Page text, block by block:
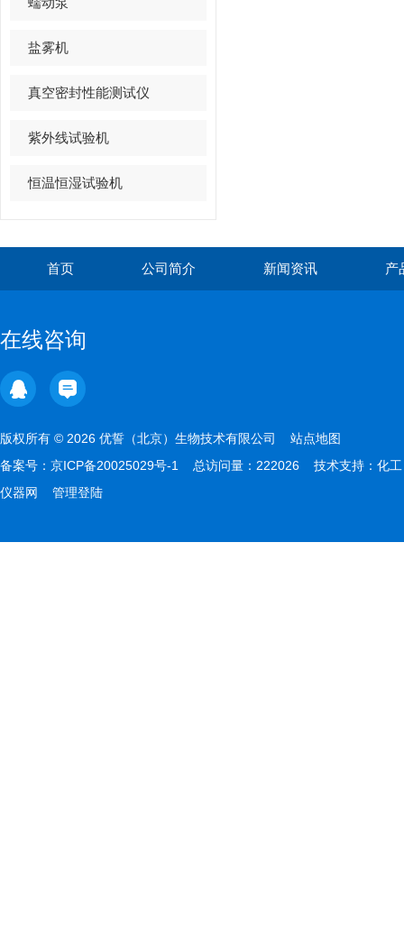
盐雾机
真空密封性能测试仪
紫外线试验机
恒温恒湿试验机
首页 公司简介 新闻资讯 产
在线咨询
版权所有 © 2026 优誓（北京）生物技术有限公司 站点地图
备案号： 京ICP备20025029号-1 总访问量：222026 技术支持： 化工
仪器网
管理登陆